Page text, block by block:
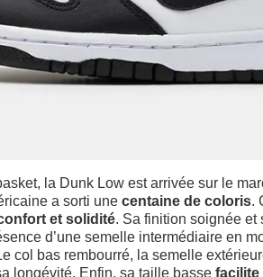
la Dunk Low est arrivée sur le
a sorti une centaine de coloris.
et solidité. Sa finition soignée
d’une semelle intermédiaire en
col bas rembourré, la semelle
longévité. Enfin, sa taille basse facilite